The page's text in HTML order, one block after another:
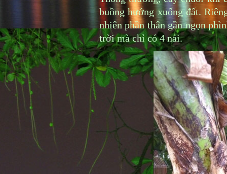
buồng hướng xuống đất.
nhiên phần thân gần ngọn
trời mà chỉ có 4 nải.